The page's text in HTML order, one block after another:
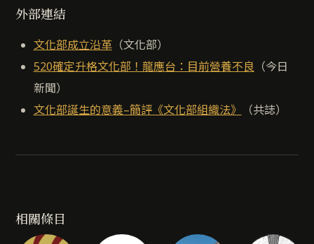
外部連結
文化部成立沿革（文化部）
520確定升格文化部！龍應台：目前營養不良 （今日
新聞）
文化部誕生的意義–簡評《文化部組織法》
（共誌）
相關條目